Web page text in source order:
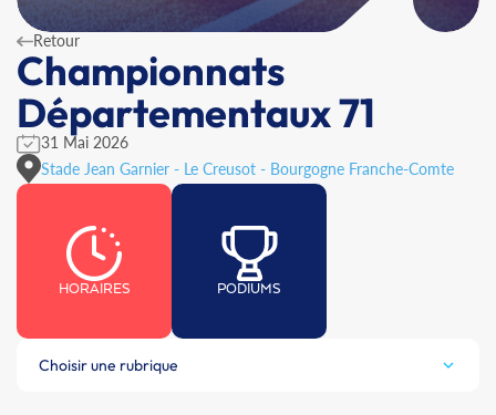
Retour
Championnats
Départementaux 71
31 Mai 2026
Stade Jean Garnier - Le Creusot - Bourgogne Franche-Comte
HORAIRES PODIUMS
Choisir une rubrique